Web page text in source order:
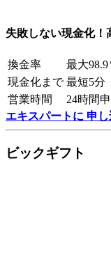
失敗しない現金化！
換金率
最大98.9
現金化まで 最短5分
営業時間
24時間
エキスパートに 申
ビックギフト